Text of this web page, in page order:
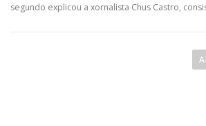
segundo explicou a xornalista Chus Castro,